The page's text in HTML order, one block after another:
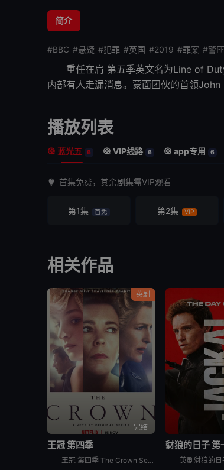
简介
#BBC #悬疑 #犯罪 #英国 #2019 #罪案 #警匪
重任在肩 第五季英文名为Line of
内部有人走漏消息。蒙面团伙的首领
播放列表
蓝光五 6 VIP线路 6 app专用 6
首集免费，其余剧集需VIP观看
第1集 首免 第2集 VIP
相关作品
英剧
完结
王冠 第四季
王冠 第四季 The Crown Season 4涵盖1977年到1990年的事件，撒切尔夫人和戴安娜正式登场。1970年代来到尾声，英女王伊丽莎白 (Olivia Colman)一家煞费苦心为年
豺狼的日子 第